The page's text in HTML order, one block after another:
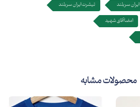
ایران سربلند
تیشرت ایران سربلند
امضا آقای شهید
محصولات مشابه